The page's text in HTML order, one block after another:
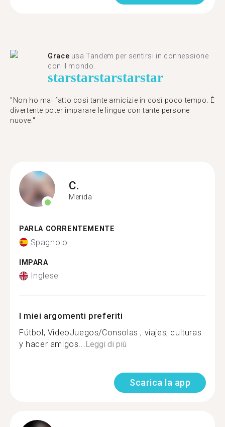
Grace usa Tandem per sentirsi in connessione
con il mondo.
starstarstarstarstar
"Non ho mai fatto così tante amicizie in così poco tempo. È
divertente poter imparare le lingue con tante persone
nuove."
C.
Merida
PARLA CORRENTEMENTE
Spagnolo
IMPARA
Inglese
I miei argomenti preferiti
Fútbol, VideoJuegos/Consolas , viajes, culturas
y hacer amigos...Leggi di più
Scarica la app